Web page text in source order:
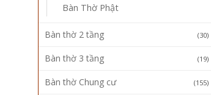
Bàn Thờ Phật
Bàn thờ 2 tầng (30)
Bàn thờ 3 tầng (19)
Bàn thờ Chung cư (155)